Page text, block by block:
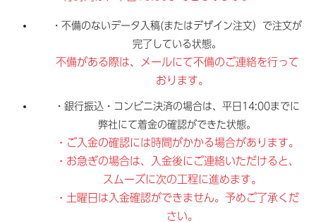
・不備のないデータ入稿(またはデザイン注文）で注文が
完了している状態。
不備がある際は、メールにて不備のご連絡を行って
おります。
・銀行振込・コンビニ決済の場合は、平日14:00までに
弊社にて着金の確認ができた状態。
・ご入金の確認には時間がかかる場合があります。
・お急ぎの場合は、入金後にご連絡いただけると、
スムーズに次の工程に進めます。
・土曜日は入金確認ができません。予めご了承くだ
さい。